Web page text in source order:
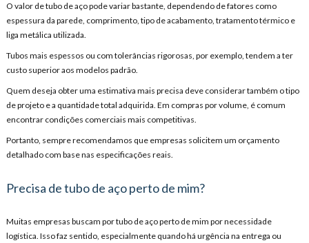
O valor de tubo de aço pode variar bastante, dependendo de fatores como
espessura da parede, comprimento, tipo de acabamento, tratamento térmico e
liga metálica utilizada.
Tubos mais espessos ou com tolerâncias rigorosas, por exemplo, tendem a ter
custo superior aos modelos padrão.
Quem deseja obter uma estimativa mais precisa deve considerar também o tipo
de projeto e a quantidade total adquirida. Em compras por volume, é comum
encontrar condições comerciais mais competitivas.
Portanto, sempre recomendamos que empresas solicitem um orçamento
detalhado com base nas especificações reais.
Precisa de tubo de aço perto de mim?
Muitas empresas buscam por tubo de aço perto de mim por necessidade
logística. Isso faz sentido, especialmente quando há urgência na entrega ou